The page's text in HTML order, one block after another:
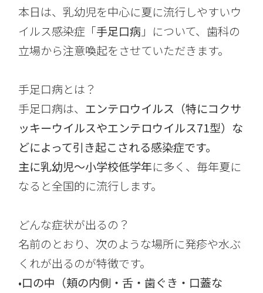
本日は、乳幼児を中心に夏に流行しやすいウ
イルス感染症「手足口病 」について、歯科の
立場から注意喚起をさせていただきます。
手足口病とは？
手足口病は、 エンテロウイルス（特にコクサ
ッキーウイルスやエンテロウイルス71型）な
どによって引き起こされる感染症です。
主に乳幼児〜小学校低学年に多く、毎年夏に
なると全国的に流行します。
どんな症状が出るの？
名前のとおり、次のような場所に発疹や水ぶ
くれが出るのが特徴です。
•口の中（頬の内側・舌・歯ぐき・口蓋な